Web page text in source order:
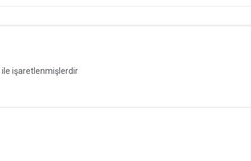
ile işaretlenmişlerdir